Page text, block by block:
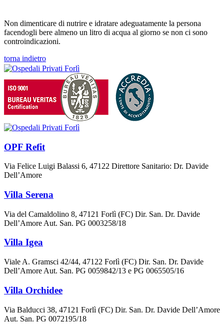
Non dimenticare di nutrire e idratare adeguatamente la persona
facendogli bere almeno un litro di acqua al giorno se non ci sono
controindicazioni.
torna indietro
OPF Refit
Via Felice Luigi Balassi 6, 47122 Direttore Sanitario: Dr. Davide
Dell’Amore
Villa Serena
Via del Camaldolino 8, 47121 Forlì (FC) Dir. San. Dr. Davide
Dell’Amore Aut. San. PG 0003258/18
Villa Igea
Viale A. Gramsci 42/44, 47122 Forlì (FC) Dir. San. Dr. Davide
Dell’Amore Aut. San. PG 0059842/13 e PG 0065505/16
Villa Orchidee
Via Balducci 38, 47121 Forlì (FC) Dir. San. Dr. Davide Dell’Amore
Aut. San. PG 0072195/18